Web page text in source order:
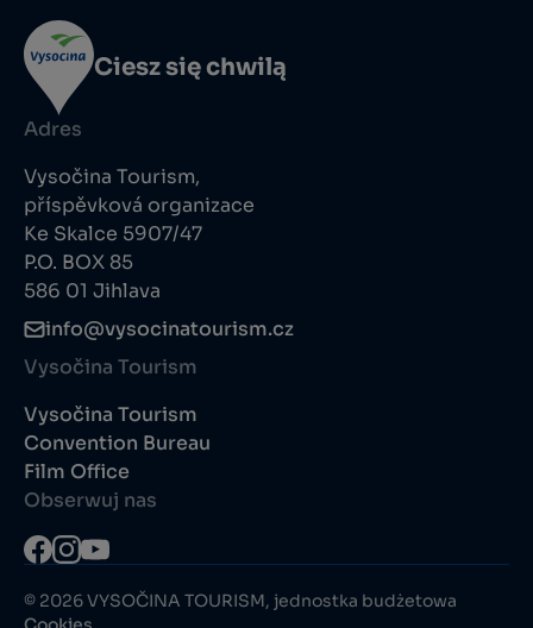
Ciesz się chwilą
Adres
Vysočina Tourism,
příspěvková organizace
Ke Skalce 5907/47
P.O. BOX 85
586 01 Jihlava
info@vysocinatourism.cz
Vysočina Tourism
Vysočina Tourism
Convention Bureau
Film Office
Obserwuj nas
© 2026 VYSOČINA TOURISM, jednostka budżetowa